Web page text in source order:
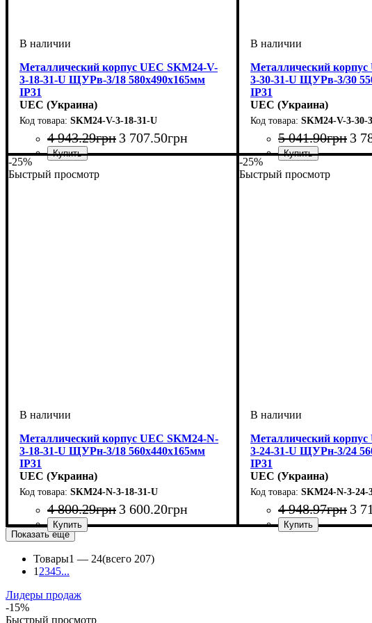
Металлический корпус UEC SKM24-V-
3-18-31-U ЩУРв-3/18 580х490х165мм
IP31
UEC (Украина)
SKM24-V-3-18-31-U
4 943.29грн 3 707.50грн
Тип изделия
Монтаж
Материал
Количество модулей
Дверца
Высота
Ширина
Глубина
Пылевлагозащита
Металлический
3-30-31-U ЩУРв-3/30
IP31
UEC (Украина)
SKM24-V-3-30-
5 041.90грн 3
Тип изделия
Монтаж
Материал
Количество модулей
Дверца
Высота
Ширина
Глубина
Пылевлагозащита
-25%
Быстрый просмотр
Металлический корпус UEC SKM24-N-
3-18-31-U ЩУРн-3/18 560х440х165мм
IP31
UEC (Украина)
SKM24-N-3-18-31-U
4 800.29грн 3 600.20грн
Тип изделия
Монтаж: наружный
Материал: металл
Количество модулей
Дверца: непрозрачная
Высота: 560
Ширина: 440
Глубина: 165
Пылевлагозащита
-25%
Быстрый просмотр
Металлический
3-24-31-U ЩУРн-3/24
IP31
UEC (Украина)
SKM24-N-3-24-
4 948.97грн 3
Показать еще
Товары1 — 24(всего 207)
1 2345...
Лидеры продаж
-15%
Быстрый просмотр